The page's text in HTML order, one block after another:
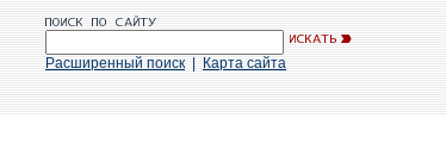
Расширенный поиск Карта сайта